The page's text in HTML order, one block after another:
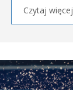
Czytaj więcej